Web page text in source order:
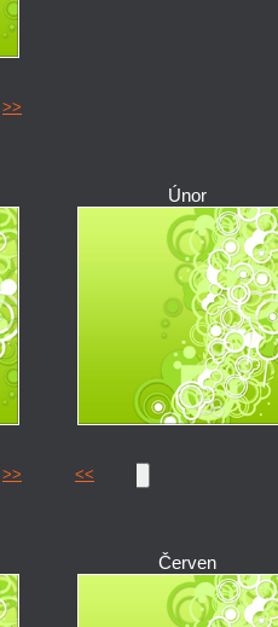
>>
>>
Únor
<<
Červen